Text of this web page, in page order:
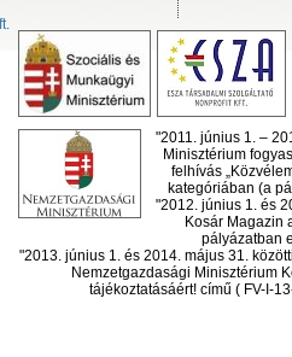
"2011. június 1. –
Minisztérium
felhívás
kategóriában (a
"2012. június 1. és
Kosár Magazin
pályázatban
"2013. június 1. és 2014. május 31.
Nemzetgazdasági Minisztérium
tájékoztatásáért! című ( FV-I-